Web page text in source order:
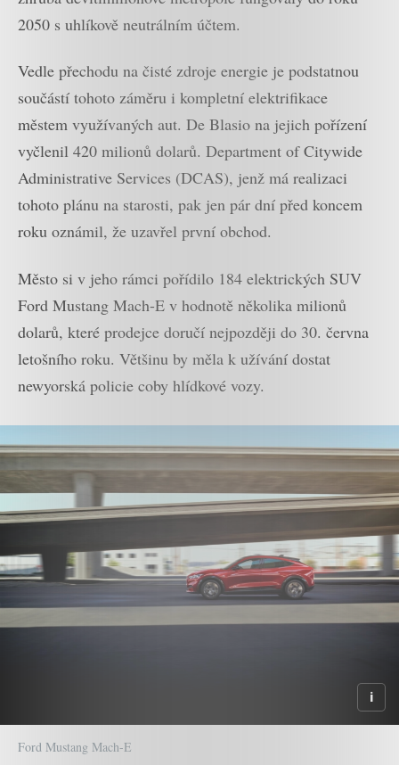
2050 s uhlíkově neutrálním účtem.
Vedle přechodu na čisté zdroje energie je podstatnou
součástí tohoto záměru i kompletní elektrifikace
městem využívaných aut. De Blasio na jejich pořízení
vyčlenil 420 milionů dolarů. Department of Citywide
Administrative Services (DCAS), jenž má realizaci
tohoto plánu na starosti, pak jen pár dní před koncem
roku oznámil, že uzavřel první obchod.
Město si v jeho rámci pořídilo 184 elektrických SUV
Ford Mustang Mach-E v hodnotě několika milionů
dolarů, které prodejce doručí nejpozději do 30. června
letošního roku. Většinu by měla k užívání dostat
newyorská policie coby hlídkové vozy.
Ford Mustang Mach-E